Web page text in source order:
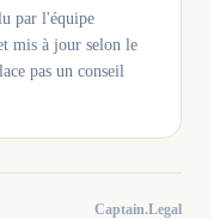
par l'équipe
mis à jour selon le
pas un conseil
Captain.Legal